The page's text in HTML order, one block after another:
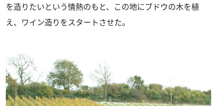
を造りたいという情熱のもと、この地にブドウの木を植
え、ワイン造りをスタートさせた。